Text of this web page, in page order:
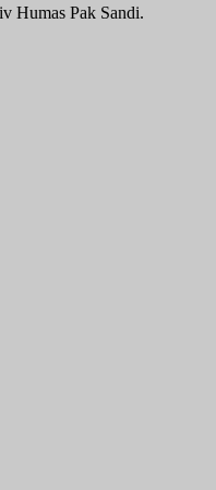
Humas Pak Sandi.